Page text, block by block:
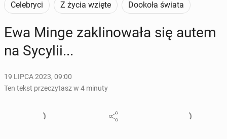
Celebryci Z życia wzięte Dookoła świata
Ewa Minge za­kli­no­wa­ła się autem
na Sycylii...
19 LIPCA 2023, 09:00
Ten tekst przeczytasz w 4 minuty